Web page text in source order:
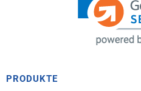
PRODUKTE